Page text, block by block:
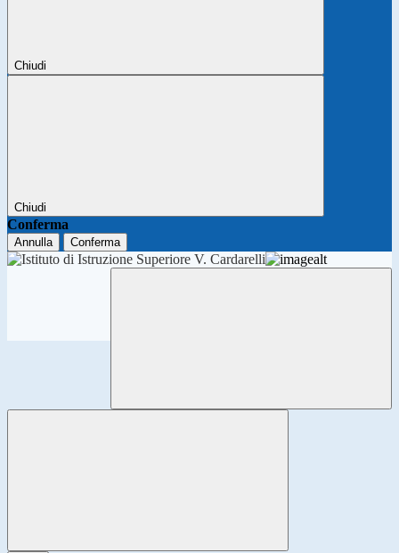
Chiudi
Chiudi
Conferma
Annulla Conferma